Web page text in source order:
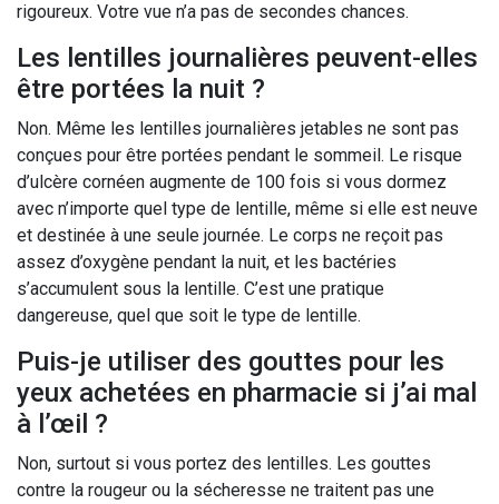
rigoureux. Votre vue n’a pas de secondes chances.
Les lentilles journalières peuvent-elles
être portées la nuit ?
Non. Même les lentilles journalières jetables ne sont pas
conçues pour être portées pendant le sommeil. Le risque
d’ulcère cornéen augmente de 100 fois si vous dormez
avec n’importe quel type de lentille, même si elle est neuve
et destinée à une seule journée. Le corps ne reçoit pas
assez d’oxygène pendant la nuit, et les bactéries
s’accumulent sous la lentille. C’est une pratique
dangereuse, quel que soit le type de lentille.
Puis-je utiliser des gouttes pour les
yeux achetées en pharmacie si j’ai mal
à l’œil ?
Non, surtout si vous portez des lentilles. Les gouttes
contre la rougeur ou la sécheresse ne traitent pas une